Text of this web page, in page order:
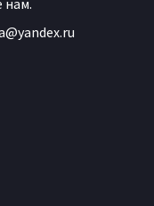
нам.